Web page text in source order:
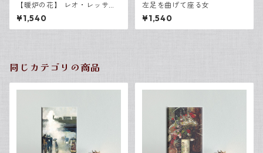
【暖炉の花】 レオ・レッサ
ー・ユリィ キャンバスP3
¥1,540
左足を曲げて座る女
¥1,540
同じカテゴリの商品